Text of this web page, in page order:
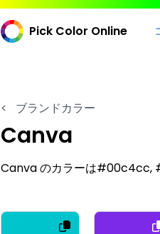
Pick Color Online
< ブランドカラー
Canva
Canva のカラーは#00c4cc,